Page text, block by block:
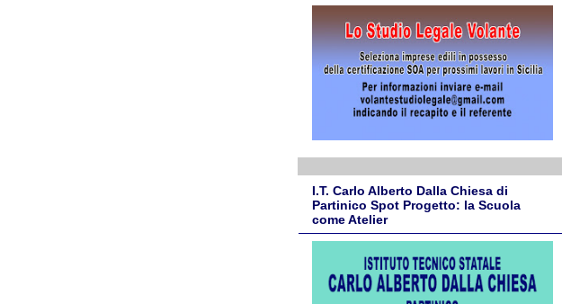
I.T. Carlo Alberto Dalla Chiesa di
Partinico Spot Progetto: la Scuola
come Atelier